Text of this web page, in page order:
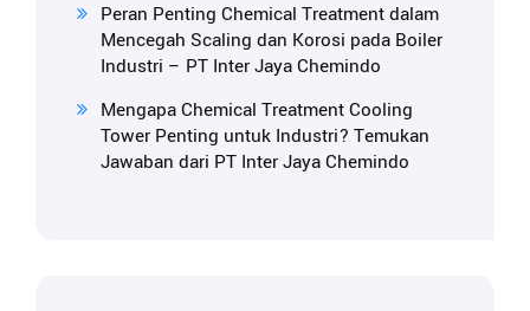
Peran Penting Chemical Treatment dalam
Mencegah Scaling dan Korosi pada Boiler
Industri – PT Inter Jaya Chemindo
Mengapa Chemical Treatment Cooling
Tower Penting untuk Industri? Temukan
Jawaban dari PT Inter Jaya Chemindo